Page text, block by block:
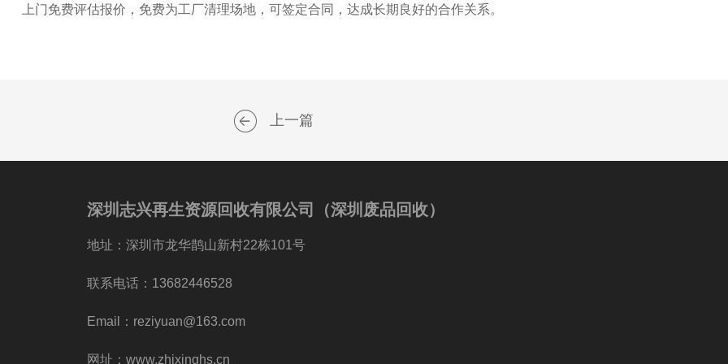
上门免费评估报价，免费为工厂清理场地，可签定合同，达成长期良好的合作关系。
上一篇
深圳志兴再生资源回收有限公司（深圳废品回收）
地址：深圳市龙华鹊山新村22栋101号
联系电话：13682446528
Email：reziyuan@163.com
网址：www.zhixinghs.cn